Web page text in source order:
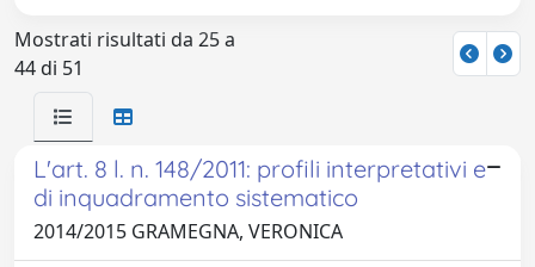
Mostrati risultati da 25 a
44 di 51
L'art. 8 l. n. 148/2011: profili interpretativi e
di inquadramento sistematico
2014/2015 GRAMEGNA, VERONICA